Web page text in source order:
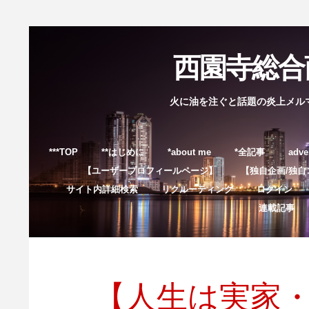
西園寺総
火に油を注ぐと話題の炎上メ
***TOP **はじめに *about me *全記事
【ユーザープロフィールページ】
【独自企画/独
サイト内詳細検索
リクルーティング
ログイン
連載記事
【人生は実